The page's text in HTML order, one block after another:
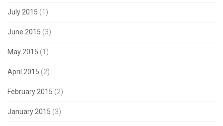
July 2015 (1)
June 2015 (3)
May 2015 (1)
April 2015 (2)
February 2015 (2)
January 2015 (3)